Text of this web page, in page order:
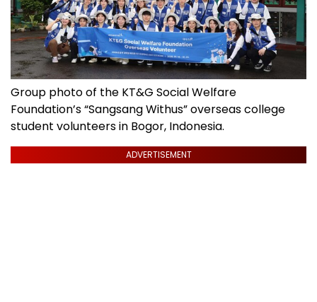
Group photo of the KT&G Social Welfare
Foundation’s “Sangsang Withus” overseas college
student volunteers in Bogor, Indonesia.
ADVERTISEMENT